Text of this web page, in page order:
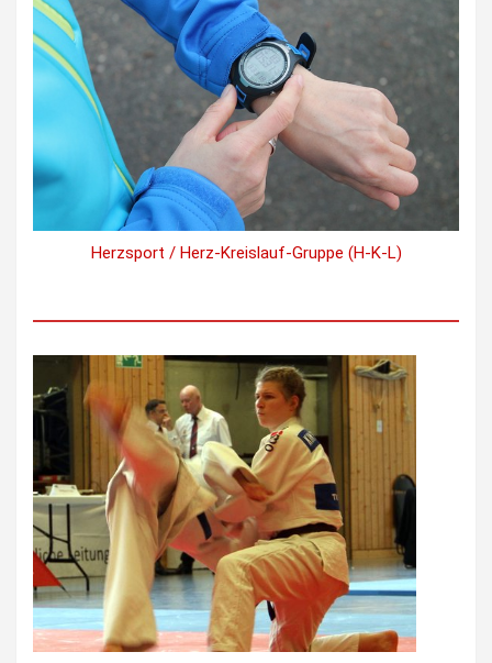
Herzsport / Herz-Kreislauf-Gruppe (H-K-L)